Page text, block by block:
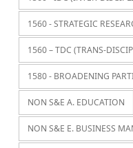
1560 - STRATEGIC
1560 – TDC (TRANS-
1580 - BROADENING
NON S&E A. EDUCATION
NON S&E E. BUSINESS